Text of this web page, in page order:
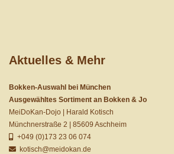
Aktuelles & Mehr
Bokken-Auswahl bei München
Ausgewähltes Sortiment an Bokken & Jo
MeiDoKan-Dojo | Harald Kotisch
Münchnerstraße 2 | 85609 Aschheim
+049 (0)173 23 06 074
kotisch@meidokan.de